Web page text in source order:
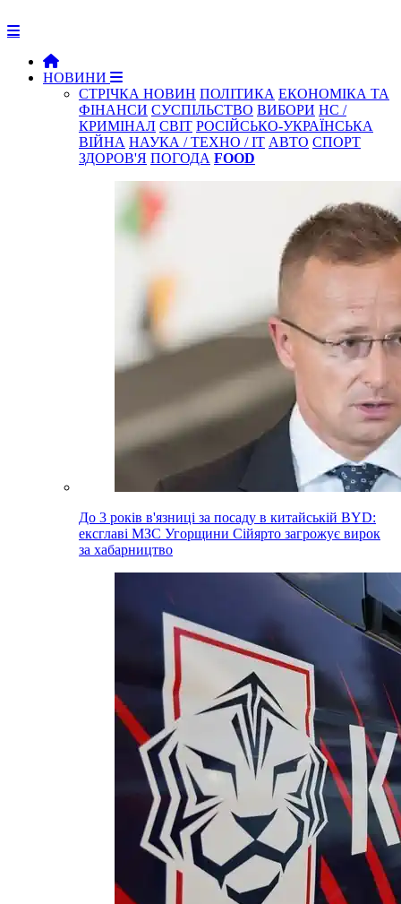
НОВИНИ
СТРІЧКА НОВИН ПОЛІТИКА ЕКОНОМІКА ТА
ФІНАНСИ СУСПІЛЬСТВО ВИБОРИ НС /
КРИМІНАЛ СВІТ РОСІЙСЬКО-УКРАЇНСЬКА
ВІЙНА НАУКА / ТЕХНО / IT АВТО СПОРТ
ЗДОРОВ'Я ПОГОДА FOOD
До 3 років в'язниці за посаду в китайській BYD:
ексглаві МЗС Угорщини Сійярто загрожує вирок
за хабарництво